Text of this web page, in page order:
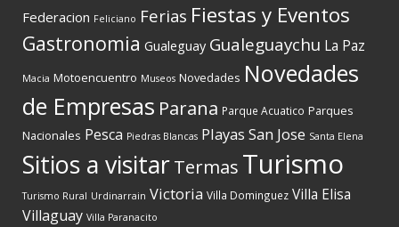
Federacion Feliciano Ferias Fiestas y Eventos
Gastronomia Gualeguay Gualeguaychu La Paz
Macia Motoencuentro Museos Novedades Novedades
de Empresas Parana Parque Acuatico Parques
Nacionales Pesca Piedras Blancas Playas San Jose Santa Elena
Sitios a visitarTermas Turismo
Turismo Rural Urdinarrain Victoria Villa Dominguez Villa Elisa
Villaguay Villa Paranacito